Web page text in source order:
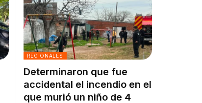
REGIONALES
Determinaron que fue
accidental el incendio en el
que murió un niño de 4